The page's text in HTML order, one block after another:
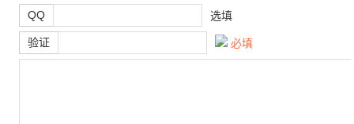
QQ 选填
验证 必填